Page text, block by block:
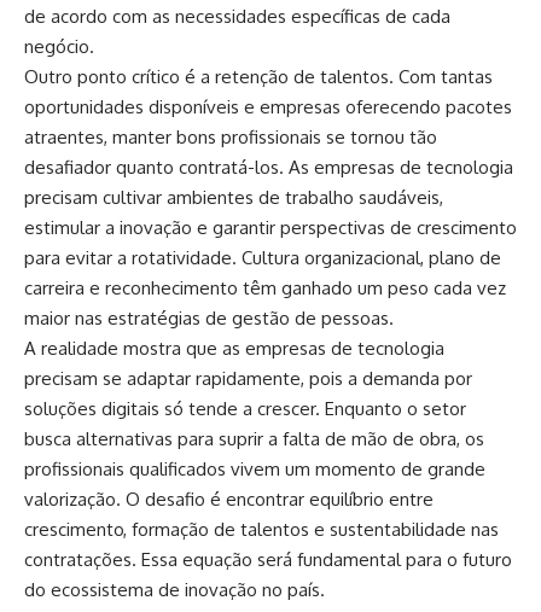
de acordo com as necessidades específicas de cada
negócio.
Outro ponto crítico é a retenção de talentos. Com tantas
oportunidades disponíveis e empresas oferecendo pacotes
atraentes, manter bons profissionais se tornou tão
desafiador quanto contratá-los. As empresas de tecnologia
precisam cultivar ambientes de trabalho saudáveis,
estimular a inovação e garantir perspectivas de crescimento
para evitar a rotatividade. Cultura organizacional, plano de
carreira e reconhecimento têm ganhado um peso cada vez
maior nas estratégias de gestão de pessoas.
A realidade mostra que as empresas de tecnologia
precisam se adaptar rapidamente, pois a demanda por
soluções digitais só tende a crescer. Enquanto o setor
busca alternativas para suprir a falta de mão de obra, os
profissionais qualificados vivem um momento de grande
valorização. O desafio é encontrar equilíbrio entre
crescimento, formação de talentos e sustentabilidade nas
contratações. Essa equação será fundamental para o futuro
do ecossistema de inovação no país.